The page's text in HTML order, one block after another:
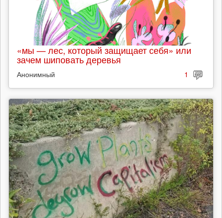
«мы — лес, который защищает себя» или
зачем шиповать деревья
Анонимный 1